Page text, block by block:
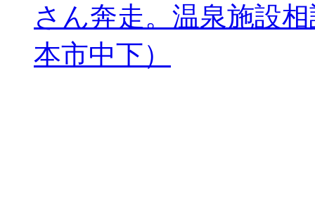
さん奔走。温泉施設
本市中下）